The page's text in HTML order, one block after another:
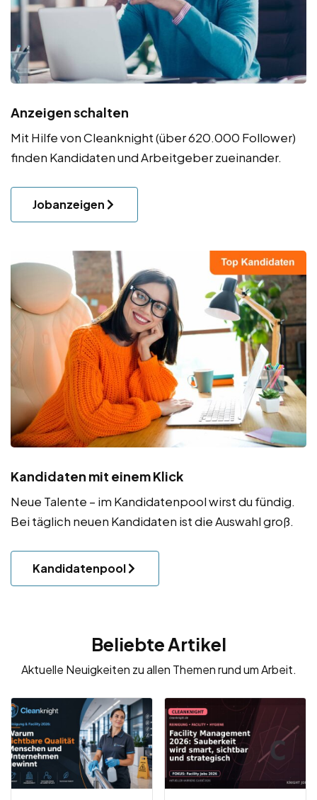
Anzeigen schalten
Mit Hilfe von Cleanknight (über 620.000 Follower)
finden Kandidaten und Arbeitgeber zueinander.
Jobanzeigen
Kandidaten mit einem Klick
Neue Talente – im Kandidatenpool wirst du fündig.
Bei täglich neuen Kandidaten ist die Auswahl groß.
Kandidatenpool
Beliebte Artikel
Aktuelle Neuigkeiten zu allen Themen rund um Arbeit.